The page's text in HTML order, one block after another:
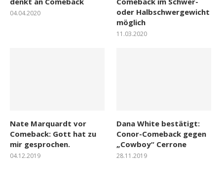
04.04.2020
oder Halbschwergewicht
möglich
11.03.2020
Nate Marquardt vor
Comeback: Gott hat zu
mir gesprochen.
04.12.2019
Dana White bestätigt:
Conor-Comeback gegen
„Cowboy“ Cerrone
28.11.2019